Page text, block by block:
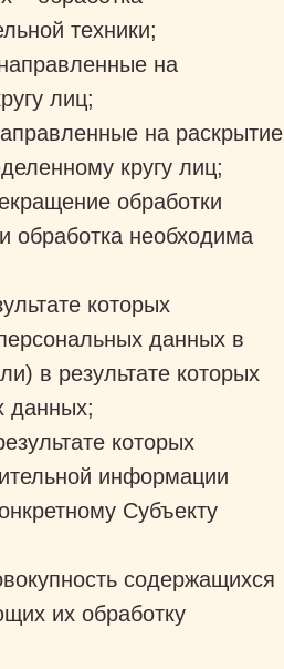
техники;
на
лиц;
на раскрытие
кругу лиц;
обработки
обработка необходима
которых
данных в
в результате которых
данных;
которых
информации
Субъекту
содержащихся
их обработку